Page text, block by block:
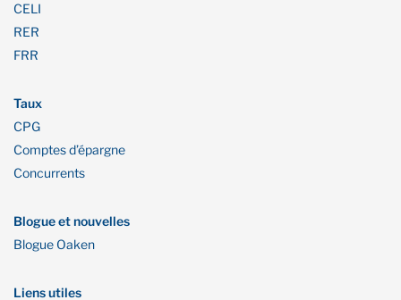
CELI
RER
FRR
Taux
CPG
Comptes d’épargne
Concurrents
Blogue et nouvelles
Blogue Oaken
Liens utiles